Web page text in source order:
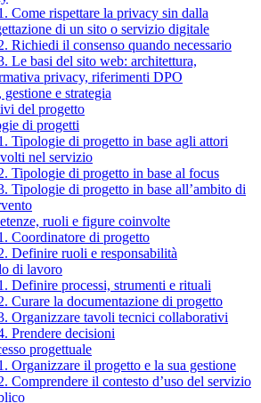
Come rispettare la privacy sin dalla
di un sito o servizio digitale
Richiedi il consenso quando necessario
Le basi del sito web: architettura,
privacy, riferimenti DPO
e strategia
del progetto
di progetti
Tipologie di progetto in base agli attori
nel servizio
Tipologie di progetto in base al focus
Tipologie di progetto in base all’ambito di
ruoli e figure coinvolte
Coordinatore di progetto
Definire ruoli e responsabilità
di lavoro
Definire processi, strumenti e rituali
Curare la documentazione di progetto
Organizzare tavoli tecnici collaborativi
Prendere decisioni
progettuale
Organizzare il progetto e la sua gestione
Comprendere il contesto d’uso del servizio